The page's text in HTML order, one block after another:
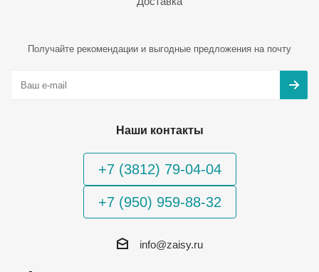
Получайте рекомендации и выгодные предложения на почту
Наши контакты
+7 (3812) 79-04-04
+7 (950) 959-88-32
info@zaisy.ru